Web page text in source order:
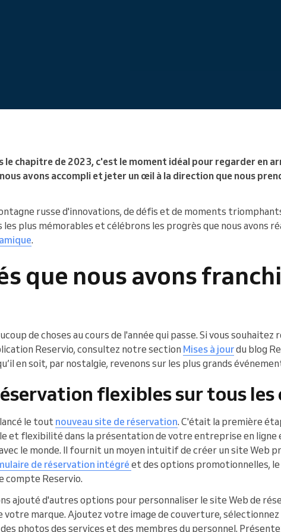
le chapitre de 2023, c'est le moment idéal pour regarder en
avons accompli et jeter un œil à la direction que nous
russe d'innovations, de défis et de moments
plus mémorables et célébrons les progrès que nous avons
.
que nous avons
de choses au cours de l'année qui passe. Si vous
Reservio, consultez notre section Mises à jourdu blog
en soit, par nostalgie, revenons sur les plus grands
flexibles sur tous les
le tout nouveau site de réservation. C'était la première
et flexibilité dans la présentation de votre entreprise en ligne
le monde. Il fournit un moyen intuitif de créer un site Web
de réservation intégré et des options promotionnelles,
compte Reservio.
ajouté d'autres options pour personnaliser le site Web de
marque. Ajoutez votre image de couverture, sélectionnez
photos des services et des membres du personnel.